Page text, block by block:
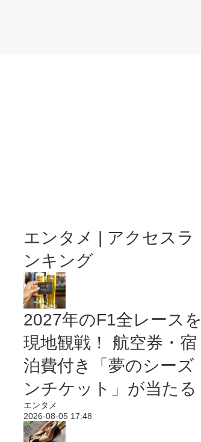
エンタメ | アクセスラ
ンキング
2027年のF1全レースを
現地観戦！ 航空券・宿
泊費付き「夢のシーズ
ンチケット」が当たる
エンタメ
2026-08-05 17:48